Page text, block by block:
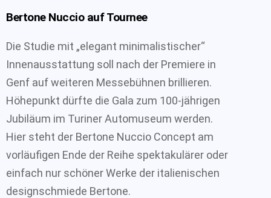
Bertone Nuccio auf Tournee
Die Studie mit „elegant minimalistischer“
Innenausstattung soll nach der Premiere in
Genf auf weiteren Messebühnen brillieren.
Höhepunkt dürfte die Gala zum 100-jährigen
Jubiläum im Turiner Automuseum werden.
Hier steht der Bertone Nuccio Concept am
vorläufigen Ende der Reihe spektakulärer oder
einfach nur schöner Werke der italienischen
designschmiede Bertone.